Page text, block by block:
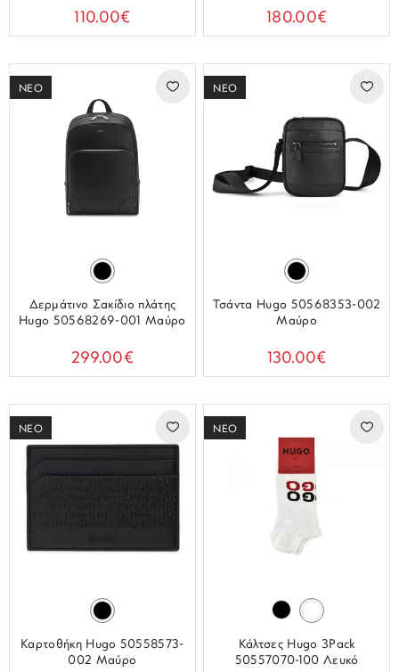
110.00€ 180.00€
ΝΕΟ
Δερμάτινο Σακίδιο πλάτης
Hugo 50568269-001 Μαύρο
299.00€
ΝΕΟ
Τσάντα Hugo 50568353-002
Μαύρο
130.00€
ΝΕΟ
Καρτοθήκη Hugo 50558573-
002 Μαύρο
ΝΕΟ
Κάλτσες Hugo 3Pack
50557070-100 Λευκό